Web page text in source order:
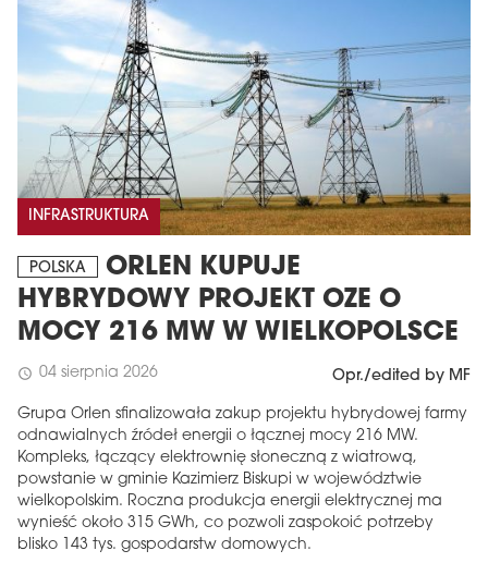
INFRASTRUKTURA
POLSKA
ORLEN KUPUJE
HYBRYDOWY PROJEKT OZE O
MOCY 216 MW W WIELKOPOLSCE
schedule 04 sierpnia 2026 Opr./edited by MF
Grupa Orlen sfinalizowała zakup projektu hybrydowej farmy
odnawialnych źródeł energii o łącznej mocy 216 MW.
Kompleks, łączący elektrownię słoneczną z wiatrową,
powstanie w gminie Kazimierz Biskupi w województwie
wielkopolskim. Roczna produkcja energii elektrycznej ma
wynieść około 315 GWh, co pozwoli zaspokoić potrzeby
blisko 143 tys. gospodarstw domowych.